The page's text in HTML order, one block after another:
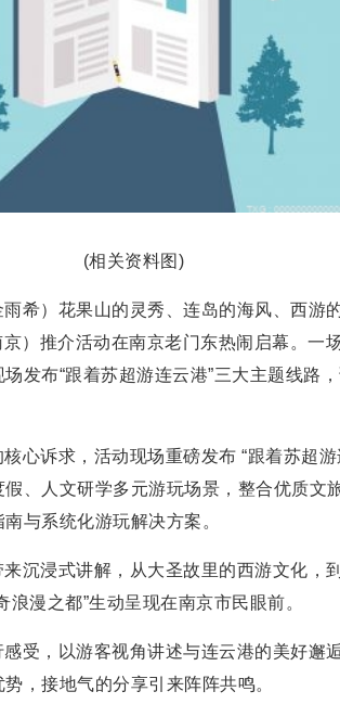
(相关资料图)
希）花果山的灵秀、连岛的海风、西
）推介活动在南京老门东热闹启幕。一
发布“跟着苏超游连云港”三大主题线路
心诉求，活动现场重磅发布 “跟着苏超
、人文研学多元游玩场景，整合优质文
与系统化游玩解决方案。
沉浸式讲解，从大圣故里的西游文化，
漫之都”生动呈现在南京市民眼前。
受，以游客视角讲述与连云港的美好邂
，接地气的分享引来阵阵共鸣。